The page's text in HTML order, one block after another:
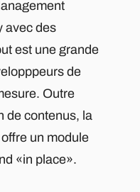
avec des
est une grande
de
Outre
de contenus, la
un module
«in place».